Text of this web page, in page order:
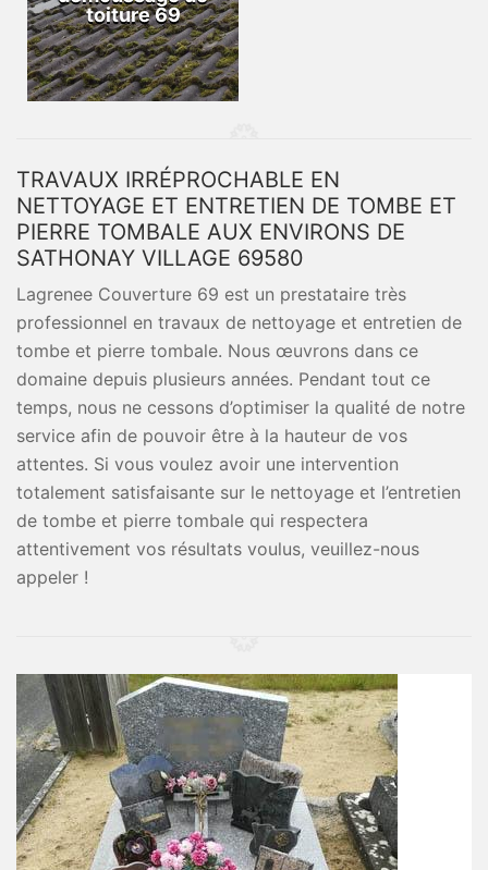
toiture 69
TRAVAUX IRRÉPROCHABLE EN
NETTOYAGE ET ENTRETIEN DE TOMBE ET
PIERRE TOMBALE AUX ENVIRONS DE
SATHONAY VILLAGE 69580
Lagrenee Couverture 69 est un prestataire très
professionnel en travaux de nettoyage et entretien de
tombe et pierre tombale. Nous œuvrons dans ce
domaine depuis plusieurs années. Pendant tout ce
temps, nous ne cessons d’optimiser la qualité de notre
service afin de pouvoir être à la hauteur de vos
attentes. Si vous voulez avoir une intervention
totalement satisfaisante sur le nettoyage et l’entretien
de tombe et pierre tombale qui respectera
attentivement vos résultats voulus, veuillez-nous
appeler !